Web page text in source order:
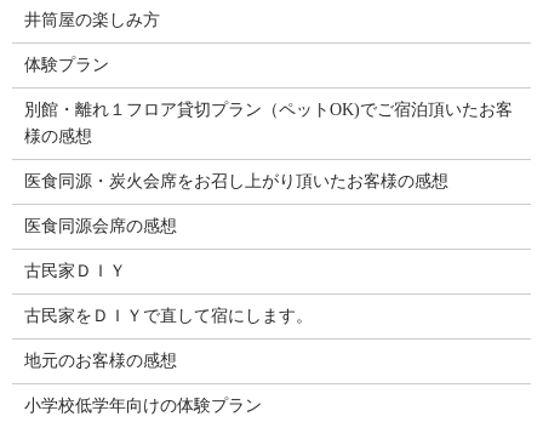
井筒屋の楽しみ方
体験プラン
別館・離れ１フロア貸切プラン（ペットOK)でご宿泊頂いたお客
様の感想
医食同源・炭火会席をお召し上がり頂いたお客様の感想
医食同源会席の感想
古民家ＤＩＹ
古民家をＤＩＹで直して宿にします。
地元のお客様の感想
小学校低学年向けの体験プラン